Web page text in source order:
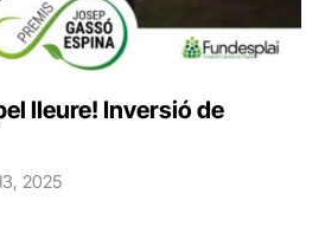
lleure! Inversió de
2025